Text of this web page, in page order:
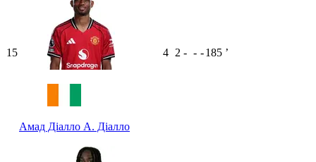
15
Амад Діалло А. Діалло
4 2 - - -185 ʼ